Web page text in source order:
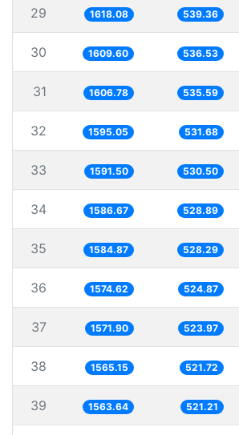
29 1618.08 539.36
30 1609.60 536.53
31 1606.78 535.59
32 1595.05 531.68
33 1591.50 530.50
34 1586.67 528.89
35 1584.87 528.29
36 1574.62 524.87
37 1571.90 523.97
38 1565.15 521.72
39 1563.64 521.21